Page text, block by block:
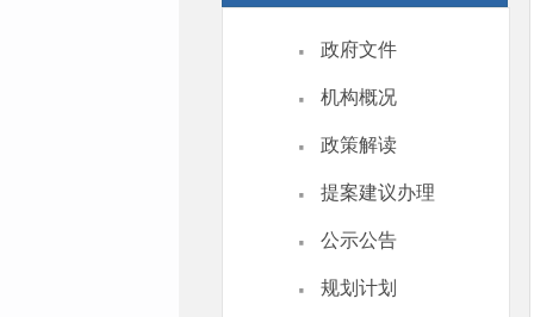
· 政府文件
· 机构概况
· 政策解读
· 提案建议办理
· 公示公告
· 规划计划